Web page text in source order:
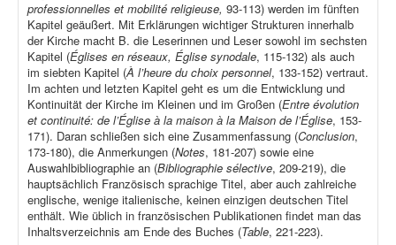
professionnelles et mobilité religieuse, 93-113) werden im fünften
Kapitel geäußert. Mit Erklärungen wichtiger Strukturen innerhalb
der Kirche macht B. die Leserinnen und Leser sowohl im sechsten
Kapitel (Églises en réseaux, Église synodale, 115-132) als auch
im siebten Kapitel (À l’heure du choix personnel, 133-152) vertraut.
Im achten und letzten Kapitel geht es um die Entwicklung und
Kontinuität der Kirche im Kleinen und im Großen (Entre évolution
et continuité: de l’Église à la maison à la Maison de l’Église, 153-
171). Daran schließen sich eine Zusammenfassung (Conclusion,
173-180), die Anmerkungen (Notes, 181-207) sowie eine
Auswahlbibliographie an (Bibliographie sélective, 209-219), die
hauptsächlich Französisch sprachige Titel, aber auch zahlreiche
englische, wenige italienische, keinen einzigen deutschen Titel
enthält. Wie üblich in französischen Publikationen findet man das
Inhaltsverzeichnis am Ende des Buches (Table, 221-223).